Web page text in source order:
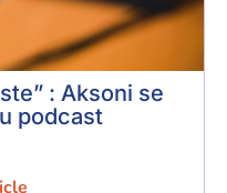
: Aksoni se
podcast